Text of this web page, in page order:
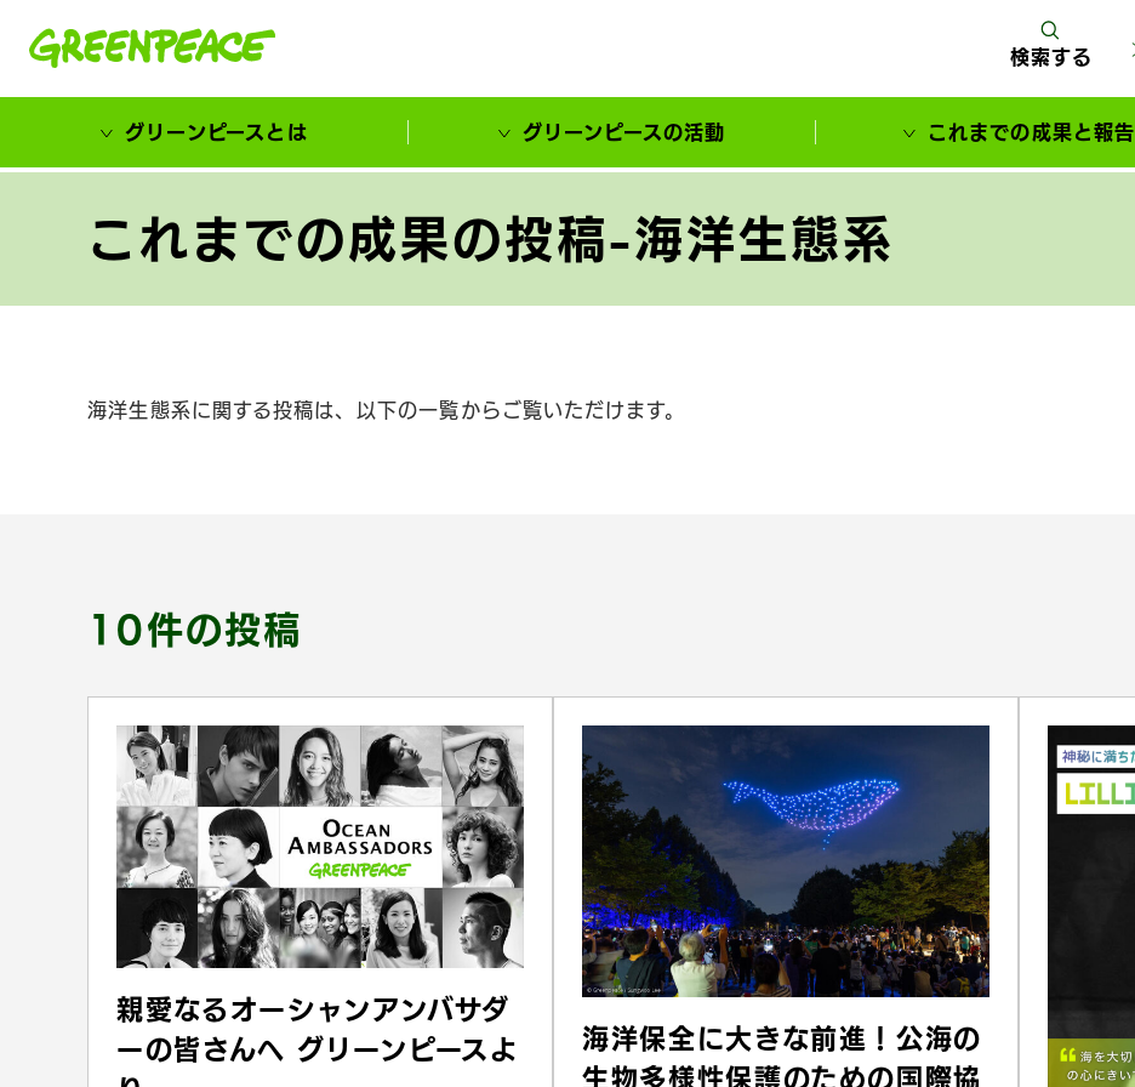
検索する
グリーンピースとは グリーンピースの活動 これまでの成果と報告
これまでの成果の投稿-海洋生態系
海洋生態系に関する投稿は、以下の一覧からご覧いただけます。
10件の投稿
親愛なるオーシャンアンバサダ
ーの皆さんへ グリーンピースよ
海洋保全に大きな前進！公海の
生物多様性保護のための国際協